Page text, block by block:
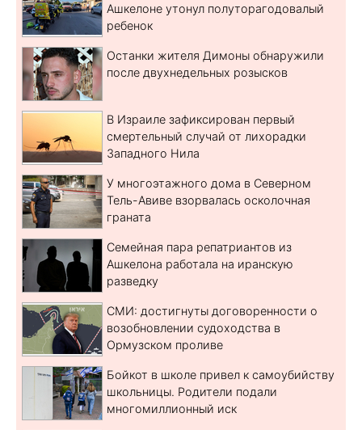
Ашкелоне утонул полуторагодовалый
ребенок
Останки жителя Димоны обнаружили
после двухнедельных розысков
В Израиле зафиксирован первый
смертельный случай от лихорадки
Западного Нила
У многоэтажного дома в Северном
Тель-Авиве взорвалась осколочная
граната
Семейная пара репатриантов из
Ашкелона работала на иранскую
разведку
СМИ: достигнуты договоренности о
возобновлении судоходства в
Ормузском проливе
Бойкот в школе привел к самоубийству
школьницы. Родители подали
многомиллионный иск